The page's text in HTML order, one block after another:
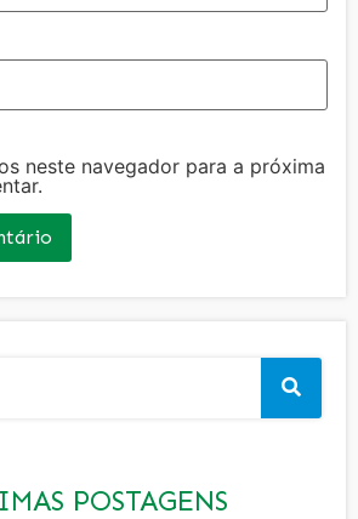
neste navegador para a próxima
POSTAGENS